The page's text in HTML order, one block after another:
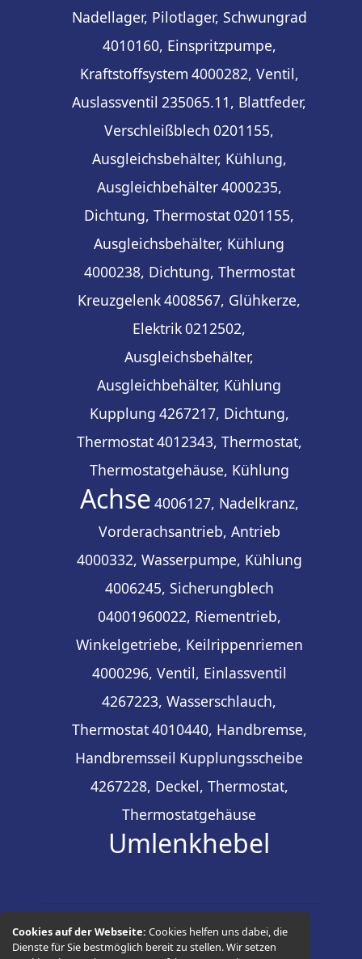
Cookies auf der Webseite:Cookies helfen uns dabei, die
Dienste für Sie bestmöglich bereit zu stellen. Wir setzen
Nadellager, Pilotlager, Schwungrad
4010160, Einspritzpumpe,
Kraftstoffsystem 4000282, Ventil,
Auslassventil 235065.11, Blattfeder,
Verschleißblech 0201155,
Ausgleichsbehälter, Kühlung,
Ausgleichbehälter4000235,
Dichtung, Thermostat0201155,
Ausgleichsbehälter, Kühlung
4000238, Dichtung, Thermostat
Kreuzgelenk4008567, Glühkerze,
Elektrik0212502,
Ausgleichsbehälter,
Ausgleichbehälter, Kühlung
Kupplung 4267217, Dichtung,
Thermostat4012343, Thermostat,
Thermostatgehäuse, Kühlung
Achse 4006127, Nadelkranz,
Vorderachsantrieb, Antrieb
4000332, Wasserpumpe, Kühlung
4006245, Sicherungblech
04001960022, Riementrieb,
Winkelgetriebe, Keilrippenriemen
4000296, Ventil, Einlassventil
4267223, Wasserschlauch,
Thermostat4010440, Handbremse,
Handbremsseil Kupplungsscheibe
4267228, Deckel, Thermostat,
Thermostatgehäuse
Umlenkhebel
© 2026 -Thüringer Ersatzteilhandel